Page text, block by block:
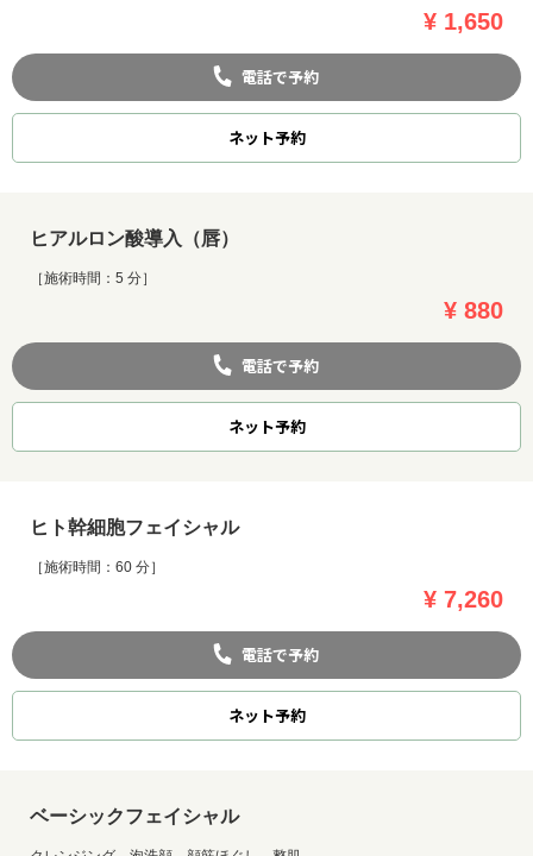
¥ 1,650
電話で予約
ネット予約
ヒアルロン酸導入（唇）
［施術時間：5 分］
¥ 880
電話で予約
ネット予約
ヒト幹細胞フェイシャル
［施術時間：60 分］
¥ 7,260
電話で予約
ネット予約
ベーシックフェイシャル